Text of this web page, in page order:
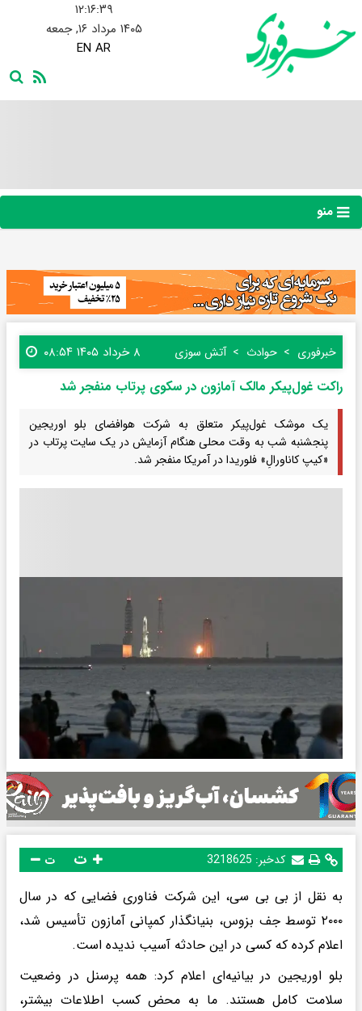
۱۲:۱۶:۴۰
۱۴۰۵ مرداد ۱۶, جمعه
EN AR
منو
خبرفوری حوادث آتش سوزی ۸ خرداد ۱۴۰۵ ۰۸:۵۴
راکت غول‌پیکر مالک آمازون در سکوی پرتاب منفجر شد
یک موشک غول‌پیکر متعلق به شرکت هوافضای بلو اوریجین
پنجشنبه شب به وقت محلی هنگام آزمایش در یک سایت پرتاب در
«کیپ کاناورالِ» فلوریدا در آمریکا منفجر شد.
کدخبر: 3218625 ت
به نقل از بی بی سی، این شرکت فناوری فضایی که در سال
۲۰۰۰ توسط جف بزوس، بنیانگذار کمپانی آمازون تأسیس شد،
اعلام کرده که کسی در این حادثه آسیب ندیده است.
بلو اوریجین در بیانیه‌ای اعلام کرد: همه پرسنل در وضعیت
سلامت کامل هستند. ما به محض کسب اطلاعات بیشتر،